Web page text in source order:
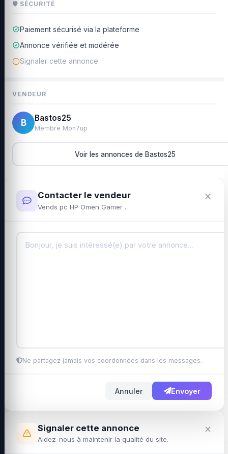
🛡 SÉCURITÉ
Paiement sécurisé via la plateforme
Annonce vérifiée et modérée
Signaler cette annonce
VENDEUR
B Bastos25
Membre Mon7up
Voir les annonces de Bastos25
Contacter le vendeur
Vends pc HP Omen Gamer .
×
Ne partagez jamais vos coordonnées dans les messages.
Annuler Envoyer
Signaler cette annonce
Aidez-nous à maintenir la qualité du site.
×